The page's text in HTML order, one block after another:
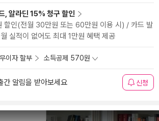
, 알라딘 15% 청구 할인
할인(전월 30만원 또는 60만원 이용 시) / 카드 발
실적이 없어도 최대 1만원 혜택 제공
무이자 할부 소득공제 570원
간 알림을 받아보세요 신청